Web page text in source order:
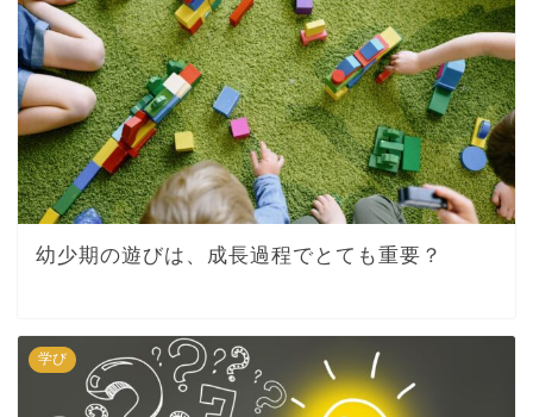
幼少期の遊びは、成長過程でとても重要？
学び